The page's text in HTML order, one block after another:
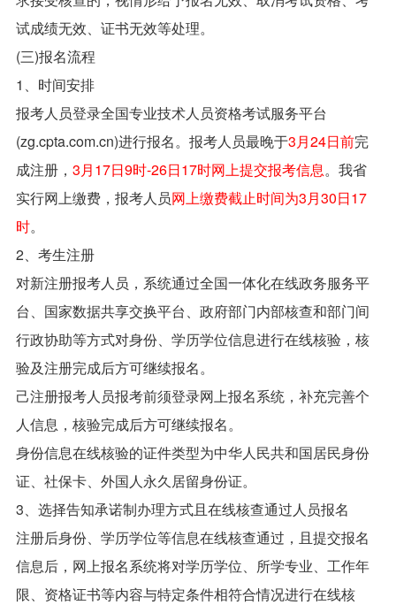
试成绩无效、证书无效等处理。
(三)报名流程
1、时间安排
报考人员登录全国专业技术人员资格考试服务平台
(zg.cpta.com.cn)进行报名。报考人员最晚于3月24日前完
成注册，3月17日9时-26日17时网上提交报考信息。我省
实行网上缴费，报考人员网上缴费截止时间为3月30日17
时。
2、考生注册
对新注册报考人员，系统通过全国一体化在线政务服务平
台、国家数据共享交换平台、政府部门内部核查和部门间
行政协助等方式对身份、学历学位信息进行在线核验，核
验及注册完成后方可继续报名。
己注册报考人员报考前须登录网上报名系统，补充完善个
人信息，核验完成后方可继续报名。
身份信息在线核验的证件类型为中华人民共和国居民身份
证、社保卡、外国人永久居留身份证。
3、选择告知承诺制办理方式且在线核查通过人员报名
注册后身份、学历学位等信息在线核查通过，且提交报名
信息后，网上报名系统将对学历学位、所学专业、工作年
限、资格证书等内容与特定条件相符合情况进行在线核